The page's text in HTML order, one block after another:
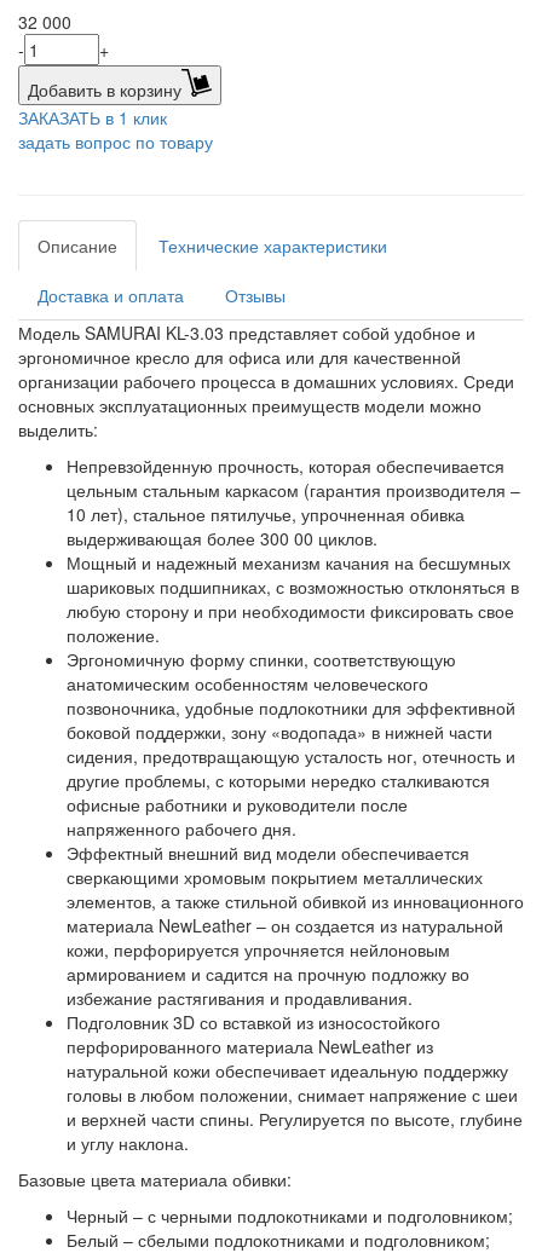
32 000
-
+
Добавить в корзину
ЗАКАЗАТЬ в 1 клик
задать вопрос по товару
Описание Технические характеристики
Доставка и оплата
Отзывы
Модель SAMURAI KL-3.03 представляет собой удобное и
эргономичное кресло для офиса или для качественной
организации рабочего процесса в домашних условиях. Среди
основных эксплуатационных преимуществ модели можно
выделить:
Непревзойденную прочность, которая обеспечивается
цельным стальным каркасом (гарантия производителя –
10 лет), стальное пятилучье, упрочненная обивка
выдерживающая более 300 00 циклов.
Мощный и надежный механизм качания на бесшумных
шариковых подшипниках, с возможностью отклоняться в
любую сторону и при необходимости фиксировать свое
положение.
Эргономичную форму спинки, соответствующую
анатомическим особенностям человеческого
позвоночника, удобные подлокотники для эффективной
боковой поддержки, зону «водопада» в нижней части
сидения, предотвращающую усталость ног, отечность и
другие проблемы, с которыми нередко сталкиваются
офисные работники и руководители после
напряженного рабочего дня.
Эффектный внешний вид модели обеспечивается
сверкающими хромовым покрытием металлических
элементов, а также стильной обивкой из инновационного
материала NewLeather – он создается из натуральной
кожи, перфорируется упрочняется нейлоновым
армированием и садится на прочную подложку во
избежание растягивания и продавливания.
Подголовник 3D со вставкой из износостойкого
перфорированного материала NewLeather из
натуральной кожи обеспечивает идеальную поддержку
головы в любом положении, снимает напряжение с шеи
и верхней части спины. Регулируется по высоте, глубине
и углу наклона.
Базовые цвета материала обивки:
Черный – с черными подлокотниками и подголовником;
Белый – сбелыми подлокотниками и подголовником;